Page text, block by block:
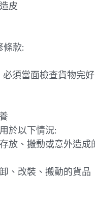
皮
條款:
必須當面檢查貨物完
於以下情況:
放、搬動或意外造成
、改裝、搬動的貨品